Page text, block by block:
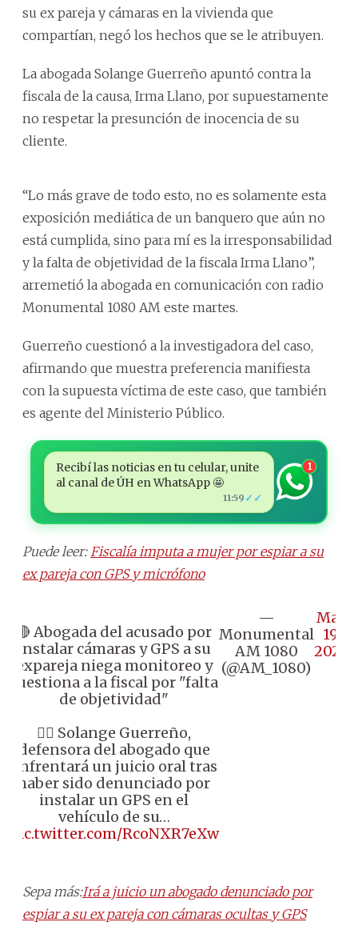
su ex pareja y cámaras en la vivienda que
compartían, negó los hechos que se le atribuyen.
La abogada Solange Guerreño apuntó contra la
fiscala de la causa, Irma Llano, por supuestamente
no respetar la presunción de inocencia de su
cliente.
“Lo más grave de todo esto, no es solamente esta
exposición mediática de un banquero que aún no
está cumplida, sino para mí es la irresponsabilidad
y la falta de objetividad de la fiscala Irma Llano”,
arremetió la abogada en comunicación con radio
Monumental 1080 AM este martes.
Guerreño cuestionó a la investigadora del caso,
afirmando que muestra preferencia manifiesta
con la supuesta víctima de este caso, que también
es agente del Ministerio Público.
Recibí las noticias en tu celular, unite
al canal de ÚH en WhatsApp 🤩
11:59 ✓✓
1
Puede leer: Fiscalía imputa a mujer por espiar a su
ex pareja con GPS y micrófono
🔴 Abogada del acusado por
instalar cámaras y GPS a su
expareja niega monitoreo y
cuestiona a la fiscal por "falta
de objetividad"
👉🏼 Solange Guerreño,
defensora del abogado que
enfrentará un juicio oral tras
haber sido denunciado por
instalar un GPS en el
vehículo de su…
pic.twitter.com/RcoNXR7eXw
—
Monumental
AM 1080
(@AM_1080)
May
19,
2026
Sepa más:Irá a juicio un abogado denunciado por
espiar a su ex pareja con cámaras ocultas y GPS